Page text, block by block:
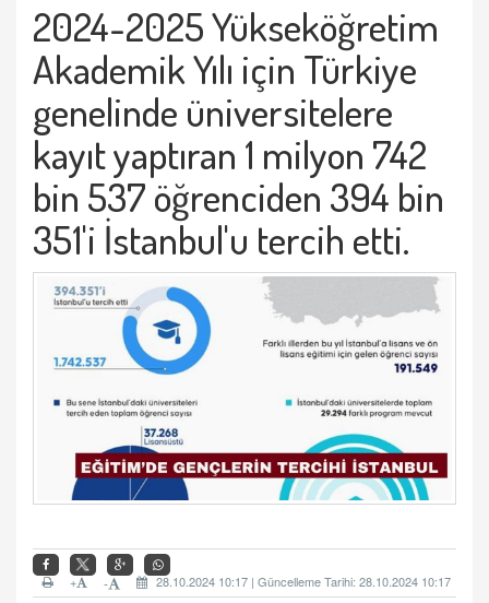
2024-2025 Yükseköğretim
Akademik Yılı için Türkiye
genelinde üniversitelere
kayıt yaptıran 1 milyon 742
bin 537 öğrenciden 394 bin
351'i İstanbul'u tercih etti.
28.10.2024 10:17 | Güncelleme Tarihi: 28.10.2024 10:17
-
+